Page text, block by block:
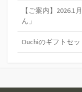
【ご案内】
ん」
Ouchiのギフトセッ